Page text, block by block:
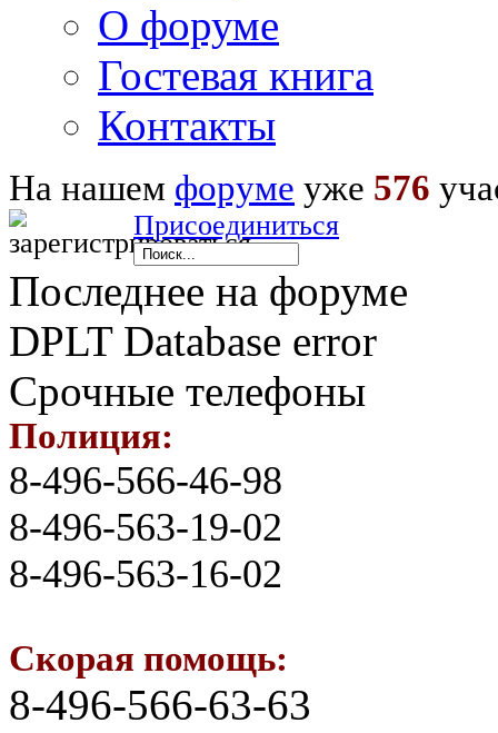
О форуме
Гостевая книга
Контакты
На нашем форуме уже 576
Присоединиться
Последнее на форуме
DPLT Database error
Срочные телефоны
Полиция:
8-496-566-46-98
8-496-563-19-02
8-496-563-16-02
Скорая помощь:
8-496-566-63-63